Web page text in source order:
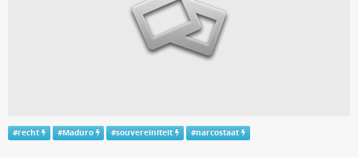
#recht #Maduro #souvereiniteit #narcostaat